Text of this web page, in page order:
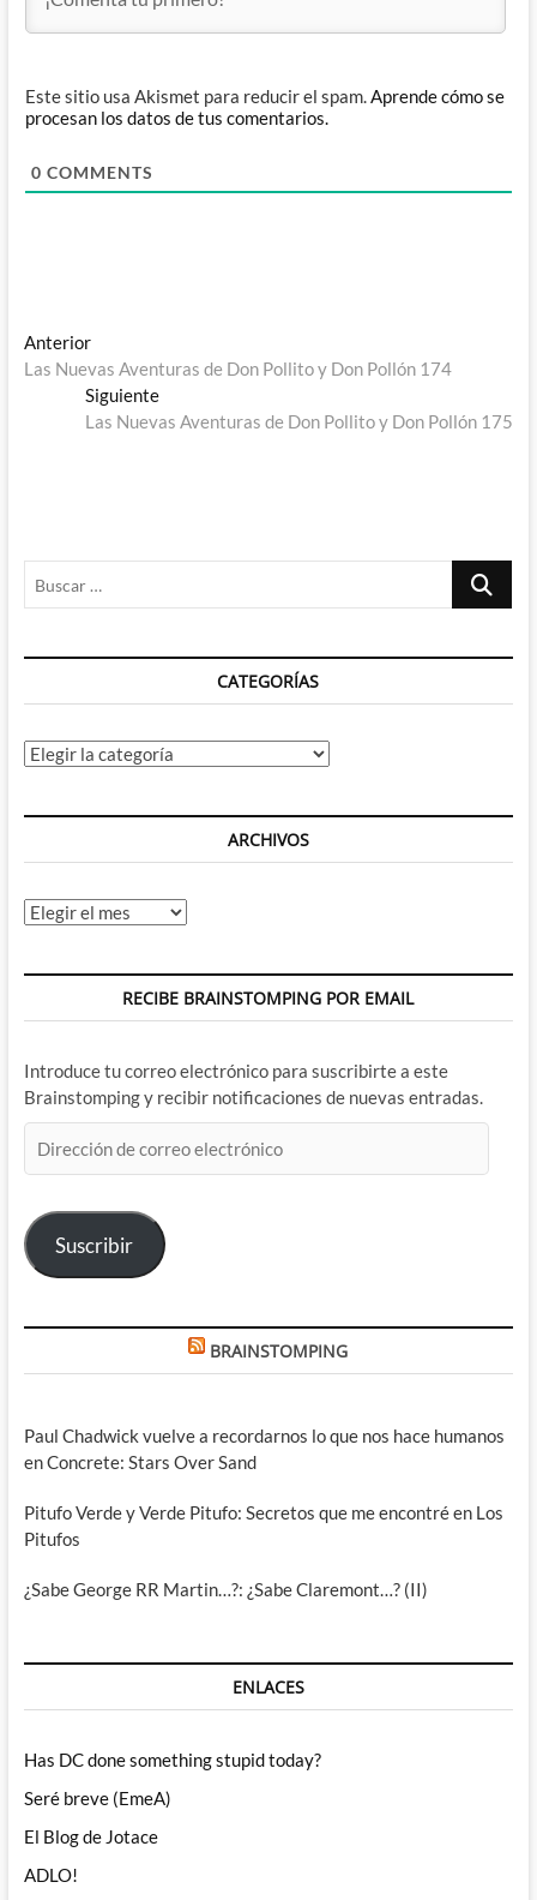
Este sitio usa Akismet para reducir el spam.Aprende cómo se
procesan los datos de tus comentarios.
0 COMMENTS
Navegación
de
entradas
AnteriorEntrada
anterior:
Las Nuevas Aventuras de Don Pollito y Don Pollón 174
SiguienteEntrada
siguiente:
Las Nuevas Aventuras de Don Pollito y Don Pollón 175
Buscar
CATEGORÍAS
Categorías
ARCHIVOS
Archivos
RECIBE BRAINSTOMPING POR EMAIL
Introduce tu correo electrónico para suscribirte a este
Brainstomping y recibir notificaciones de nuevas entradas.
de
electrónico
Suscribir
BRAINSTOMPING
Paul Chadwick vuelve a recordarnos lo que nos hace humanos
en Concrete: Stars Over Sand
Pitufo Verde y Verde Pitufo: Secretos que me encontré en Los
Pitufos
¿Sabe George RR Martin…?: ¿Sabe Claremont…? (II)
ENLACES
Has DC done something stupid today?
Seré breve (EmeA)
El Blog de Jotace
ADLO!